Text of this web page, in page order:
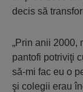
decis să
„Prin anii 2000,
pantofi potriviţi
să‑mi fac eu o
şi colegii erau